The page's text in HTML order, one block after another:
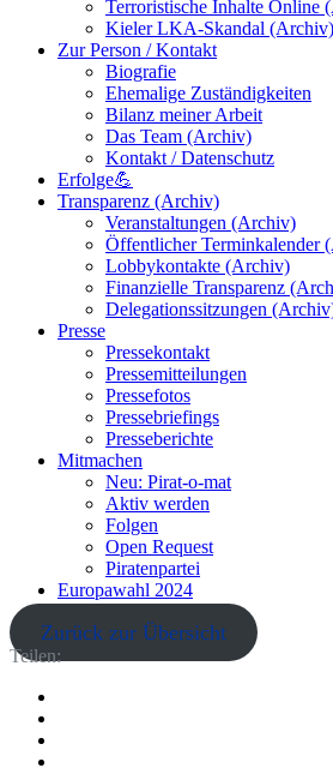
Terroristische Inhalte Online
Kieler LKA-Skandal (Archiv)
Zur Person / Kontakt
Biografie
Ehemalige Zuständigkeiten
Bilanz meiner Arbeit
Das Team (Archiv)
Kontakt / Datenschutz
Erfolge💪
Transparenz (Archiv)
Veranstaltungen (Archiv)
Öffentlicher Terminkalender
Lobbykontakte (Archiv)
Finanzielle Transparenz
Delegationssitzungen
Presse
Pressekontakt
Pressemitteilungen
Pressefotos
Pressebriefings
Presseberichte
Mitmachen
Neu: Pirat-o-mat
Aktiv werden
Folgen
Open Request
Piratenpartei
Europawahl 2024
Zurück zur Übersicht
Teilen: